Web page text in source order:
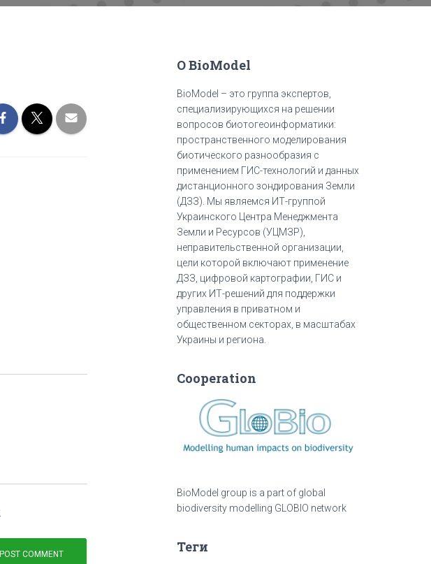
О BioModel
BioModel – это группа экспертов,
специализирующихся на решении
вопросов биотогеоинформатики:
пространственного моделирования
биотического разнообразия с
применением ГИС-технологий и данных
дистанционного зондирования Земли
(ДЗЗ). Мы являемся ИТ-группой
Украинского Центра Менеджмента
Земли и Ресурсов (УЦМЗР),
неправительственной организации,
цели которой включают применение
ДЗЗ, цифровой картографии, ГИС и
других ИТ-решений для поддержки
управления в приватном и
общественном секторах, в масштабах
Украины и региона.
Cooperation
BioModel group is a part of global
biodiversity modelling GLOBIO network
Теги